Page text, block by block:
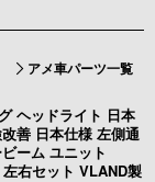
アメ車パーツ一覧
ヘッドライト 日本
善 日本仕様 左側通
ーム ユニット
右セット VLAND製